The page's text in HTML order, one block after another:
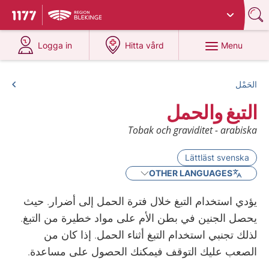
To start page for 1177
Du har valt region
Logga in
at 1177.se
Hitta vård
at 1177.se
Menu
الحَمْل
التبغ والحمل
Tobak och graviditet - arabiska
Lättläst svenska
OTHER LANGUAGES
يؤدي استخدام التبغ خلال فترة الحمل إلى أضرار. حيث
يحصل الجنين في بطن الأم على مواد خطيرة من التبغ.
لذلك تجنبي استخدام التبغ أثناء الحمل. إذا كان من
الصعب عليك التوقف فيمكنك الحصول على مساعدة.